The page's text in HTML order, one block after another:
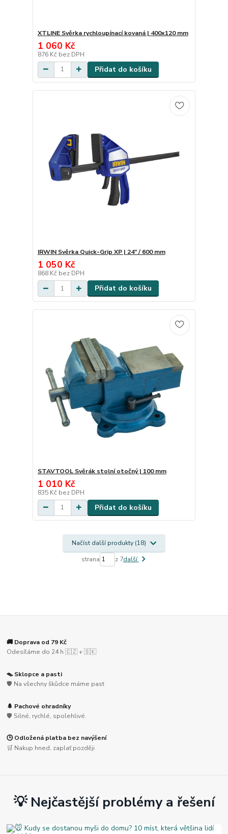
XTLINE Svěrka rychloupínací kovaná | 400x120 mm
1 060 Kč
876 Kč bez DPH
Přidat do košíku
IRWIN Svěrka Quick-Grip XP | 24" / 600 mm
1 050 Kč
868 Kč bez DPH
Přidat do košíku
STAVTOOL Svěrák stolní otočný | 100 mm
1 010 Kč
835 Kč bez DPH
Přidat do košíku
Načíst další produkty (18)
strana z 7další
🚚 Doprava od 79 Kč
Odesíláme do 24 h 🇨🇿 + 🇸🇰
🪤 Sklopce a pasti
🛡️ Na všechny škůdce máme past
🌲 Pachové ohradníky
🛡️ Silné, rychlé, spolehlivé.
🕒 Odložená platba bez navýšení
🛒 Nakup hned, zaplať později
💡 Nejčastější problémy a řešení